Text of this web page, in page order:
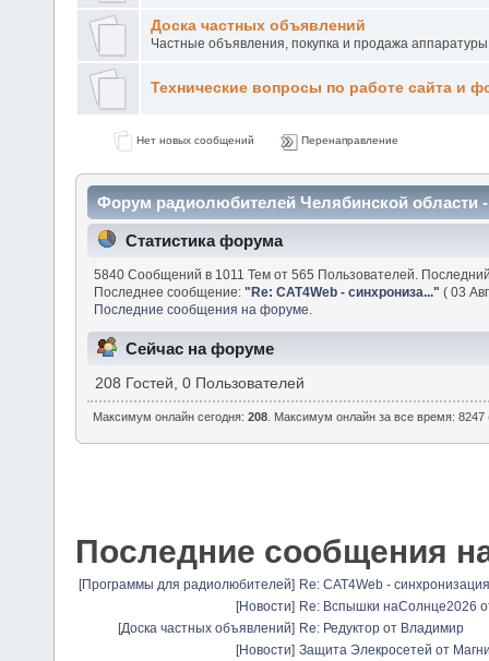
Доска частных объявлений
Частные объявления, покупка и продажа
Технические вопросы по работе сайта и
Нет новых сообщений Перенаправление
Форум радиолюбителей Челябинской
Статистика форума
5840 Сообщений в 1011 Тем от 565 Пользователей.
Последнее сообщение:"Re: CAT4Web - синхрониза..." ( 03
Последние сообщения на форуме.
Сейчас на форуме
208 Гостей, 0 Пользователей
Максимум онлайн сегодня:208 . Максимум онлайн за все время:
Последние сообщения
[Программы для радиолюбителей] Re: CAT4Web -
[Новости] Re: Вспышки наСолнце2026
[Доска частных объявлений] Re: Редуктор от Владимир
[Новости] Защита Элекросетей от